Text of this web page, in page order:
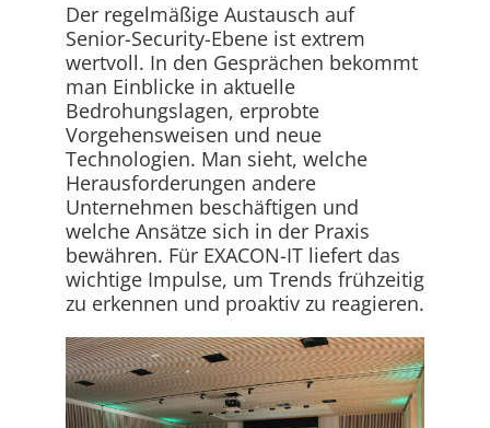
Der regelmäßige Austausch auf
Senior-Security-Ebene ist extrem
wertvoll. In den Gesprächen bekommt
man Einblicke in aktuelle
Bedrohungslagen, erprobte
Vorgehensweisen und neue
Technologien. Man sieht, welche
Herausforderungen andere
Unternehmen beschäftigen und
welche Ansätze sich in der Praxis
bewähren. Für EXACON-IT liefert das
wichtige Impulse, um Trends frühzeitig
zu erkennen und proaktiv zu reagieren.